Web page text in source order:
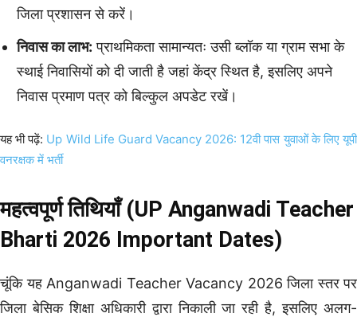
जिला प्रशासन से करें।
निवास का लाभ: प्राथमिकता सामान्यतः उसी ब्लॉक या ग्राम सभा के
स्थाई निवासियों को दी जाती है जहां केंद्र स्थित है, इसलिए अपने
निवास प्रमाण पत्र को बिल्कुल अपडेट रखें।
यह भी पढ़ें: Up Wild Life Guard Vacancy 2026: 12वी पास युवाओं के लिए यूपी
वनरक्षक में भर्ती
महत्वपूर्ण तिथियाँ (UP Anganwadi Teacher
Bharti 2026 Important Dates)
चूंकि यह Anganwadi Teacher Vacancy 2026 जिला स्तर पर
जिला बेसिक शिक्षा अधिकारी द्वारा निकाली जा रही है, इसलिए अलग-